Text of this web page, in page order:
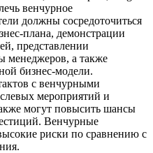
венчурное
должны сосредоточиться
плана, демонстрации
представлении
менеджеров, а также
бизнес-модели.
с венчурными
мероприятий и
могут повысить шансы
Венчурные
риски по сравнению с